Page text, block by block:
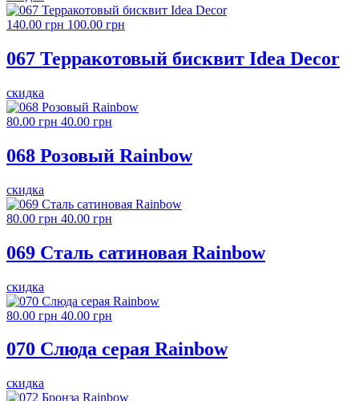
140.00 грн 100.00 грн
067 Терракотовый бисквит Idea Decor
скидка
80.00 грн 40.00 грн
068 Розовый Rainbow
скидка
80.00 грн 40.00 грн
069 Сталь сатиновая Rainbow
скидка
80.00 грн 40.00 грн
070 Слюда серая Rainbow
скидка